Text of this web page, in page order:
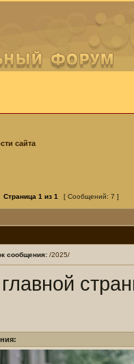
сайта
Страница 1 из 1 [ Сообщений: 7 ]
сообщения: /2025/